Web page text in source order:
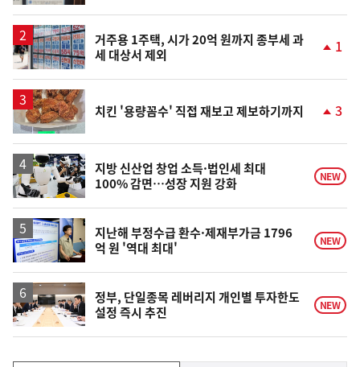
일
거주용 1주택, 시가 20억 원까지 종부세 과
세 대상서 제외
1
치킨 '용량꼼수' 직접 재보고 제보하기까지
승
3
지방 신산업 창업 소득·법인세 최대
100% 감면…성장 지원 강화
NEW
지난해 부정수급 환수·제재부가금 1796
억 원 '역대 최대'
NEW
정부, 단일종목 레버리지 개인별 투자한도
설정 즉시 추진
NEW